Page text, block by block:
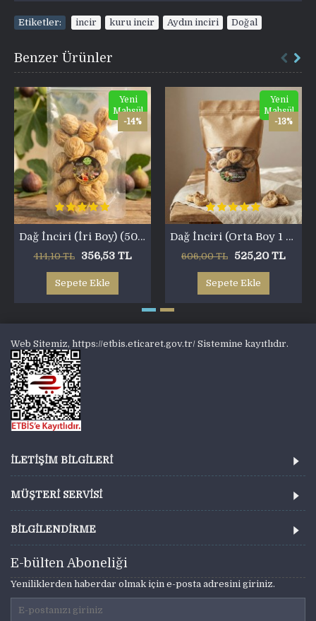
Etiketler: incir kuru incir Aydın inciri Doğal
Benzer Ürünler
Yeni
Mahsül
-14%
Dağ İnciri (İri Boy) (500 gr)
414,10 TL 356,53 TL
Sepete Ekle
Yeni
Mahsül
-13%
Dağ İnciri (Orta Boy 1 Kg)
606,00 TL 525,20 TL
Sepete Ekle
Web Sitemiz, https://etbis.eticaret.gov.tr/ Sistemine kayıtlıdır.
İLETİŞİM BİLGİLERİ
MÜŞTERİ SERVİSİ
BİLGİLENDİRME
E-bülten Aboneliği
Yeniliklerden haberdar olmak için e-posta adresini giriniz.